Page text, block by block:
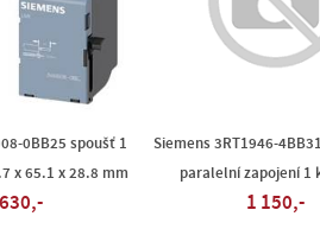
0BB25 spoušť 1
x 65.1 x 28.8 mm
Siemens 3RT1946-
paralelní zapojení 1
1 150,-